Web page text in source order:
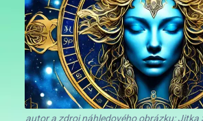
autor a zdroj náhledového obrázku: Jitka